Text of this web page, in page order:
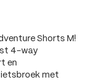
Shorts M!
4-way
en
met